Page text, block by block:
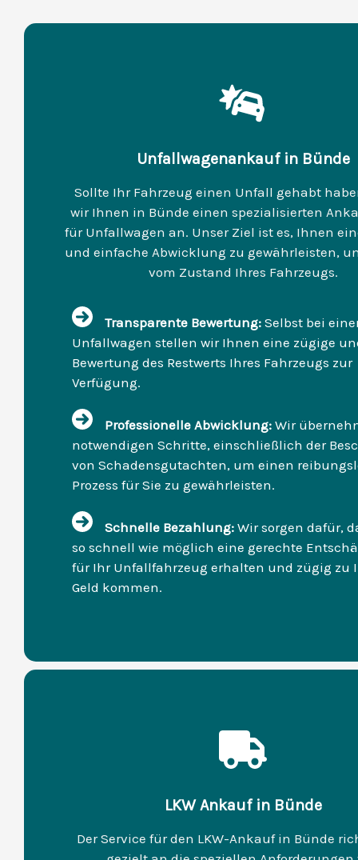
Unfallwagenankauf in Bünde
Sollte Ihr Fahrzeug einen Unfall gehabt
wir Ihnen in Bünde einen spezialisierten
für Unfallwagen an. Unser Ziel ist es, Ihnen
und einfache Abwicklung zu gewährleisten,
vom Zustand Ihres Fahrzeugs.
Transparente Bewertung: Selbst bei
Unfallwagen stellen wir Ihnen eine zügige
Bewertung des Restwerts Ihres Fahrzeugs zur
Verfügung.
Professionelle Abwicklung: Wir
notwendigen Schritte, einschließlich der
von Schadensgutachten, um einen
Prozess für Sie zu gewährleisten.
Schnelle Bezahlung: Wir sorgen dafür,
so schnell wie möglich eine gerechte
für Ihr Unfallfahrzeug erhalten und zügig zu
Geld kommen.
LKW Ankauf in Bünde
Der Service für den LKW-Ankauf in Bünde